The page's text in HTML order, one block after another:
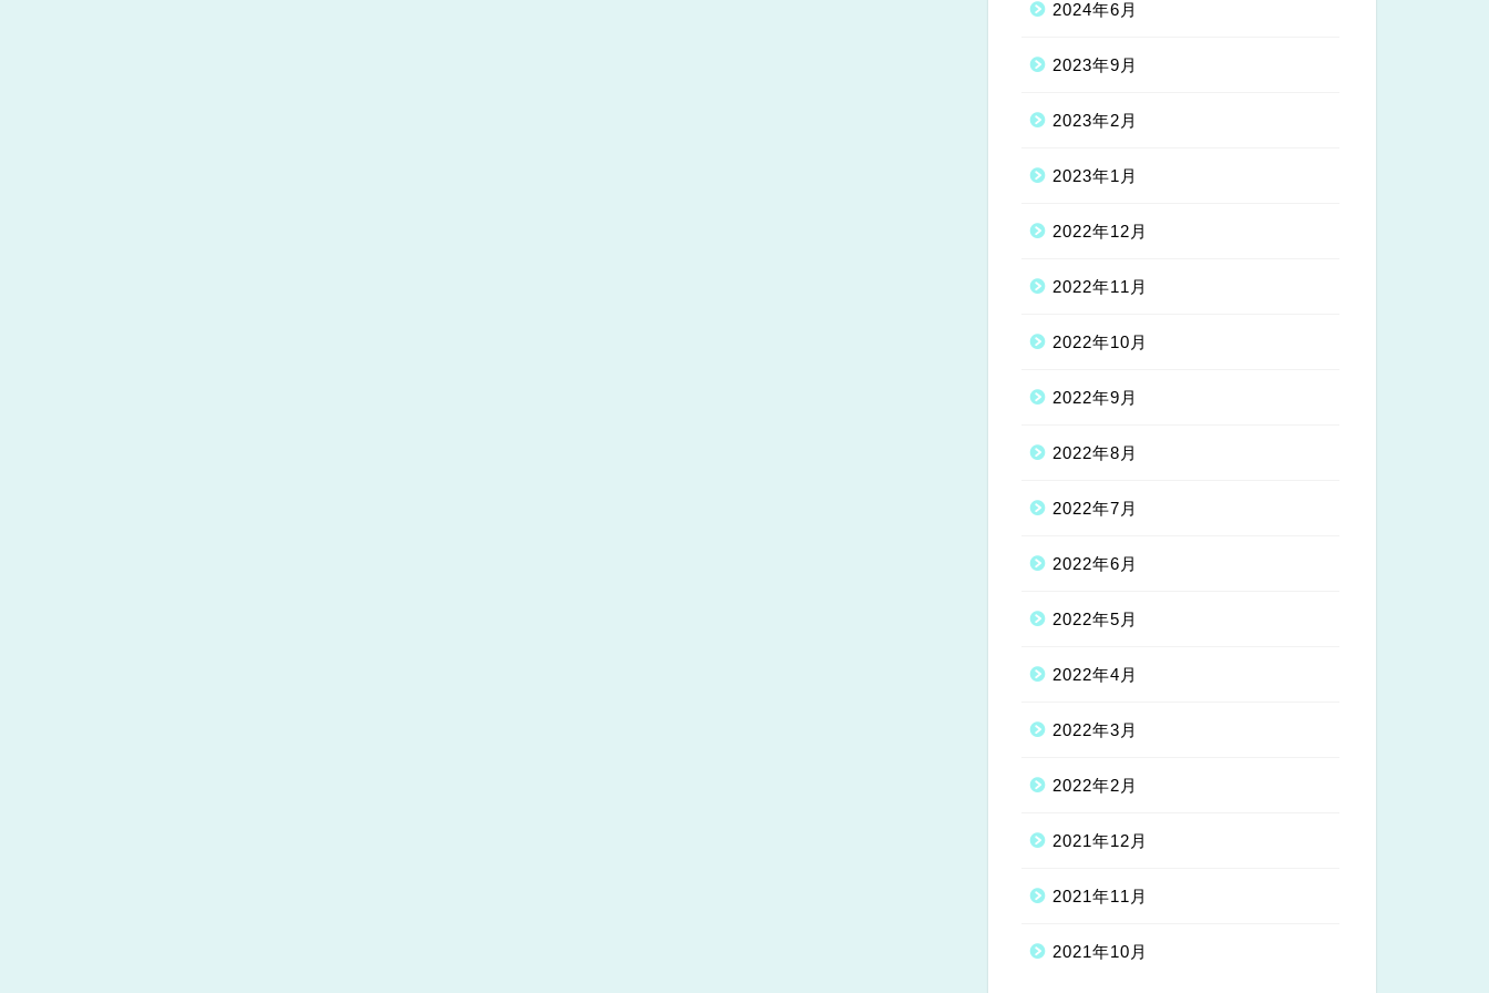
2024年6月
2023年9月
2023年2月
2023年1月
2022年12月
2022年11月
2022年10月
2022年9月
2022年8月
2022年7月
2022年6月
2022年5月
2022年4月
2022年3月
2022年2月
2021年12月
2021年11月
2021年10月